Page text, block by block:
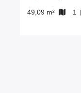
49,09 m² 1